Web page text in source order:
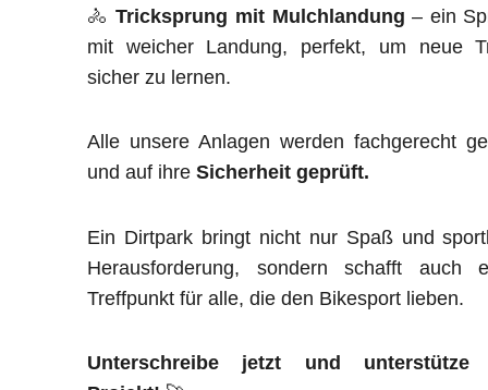
🚴Tricksprung mit Mulchlandung – ein
mit weicher Landung, perfekt, um neue
sicher zu lernen.
Alle unsere Anlagen werden fachgerecht
und auf ihre Sicherheit geprüft.
Ein Dirtpark bringt nicht nur Spaß und
Herausforderung, sondern schafft auch
Treffpunkt für alle, die den Bikesport lieben.
Unterschreibe jetzt und unterstütze